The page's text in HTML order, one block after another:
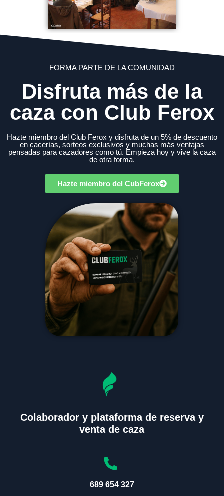
FORMA PARTE DE LA COMUNIDAD
Disfruta más de la
caza con Club Ferox
Hazte miembro del Club Ferox y disfruta de un 5% de descuento
en cacerías, sorteos exclusivos y muchas más ventajas
pensadas para cazadores como tú. Empieza hoy y vive la caza
de otra forma.
Hazte miembro del CubFerox
Colaborador y plataforma de reserva y
venta de caza
689 654 327